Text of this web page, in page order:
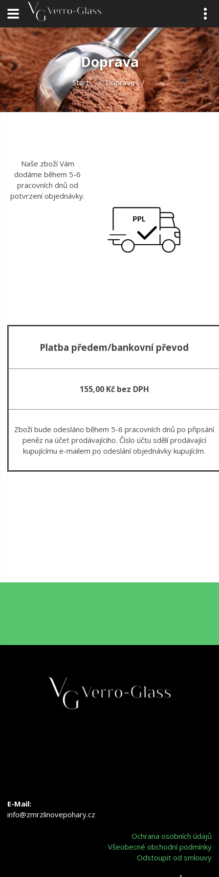
Doprava
Start / Doprava /
Naše zboží Vám
dodáme během 5-6
pracovních dnů od
potvrzení objednávky.
Platba předem/bankovní převod
155,00 Kč bez DPH
Zboží bude odesláno během 5-6 pracovních dnů po připsání
peněz na účet prodávajíciho. Číslo účtu sdělí prodávající
kupujícímu e-mailem po odeslání objednávky kupujícím.
E-Mail:
info@zmrzlinovepohary.cz
Ochrana osobních údajů
Všeobecné obchodní podmínky
Odstoupit od smlouvy